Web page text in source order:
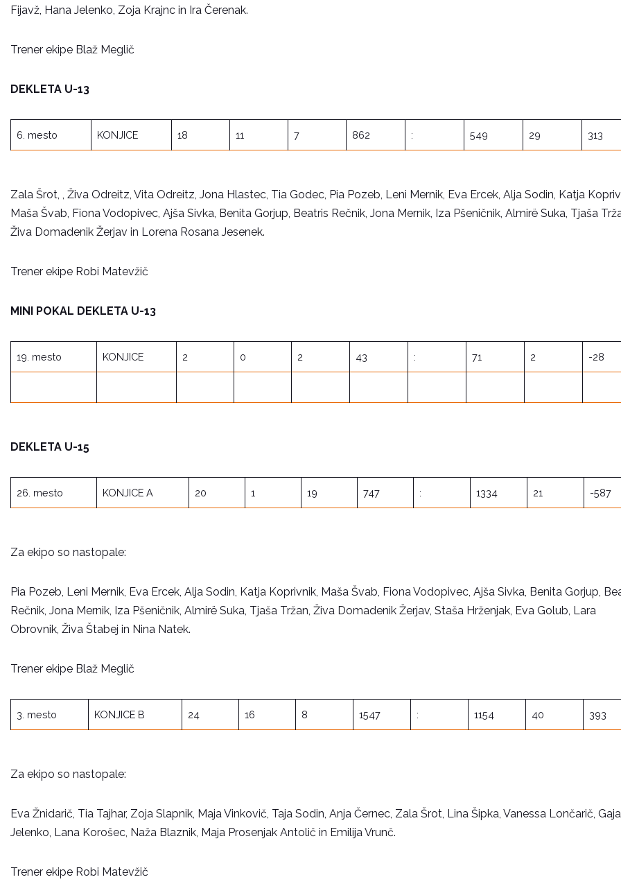
Fijavž, Hana Jelenko, Zoja Krajnc in Ira Čerenak.
Trener ekipe Blaž Meglič
DEKLETA U-13
6. mesto KONJICE 18 11 7 862 : 549 29 313
Zala Šrot, , Živa Odreitz, Vita Odreitz, Jona Hlastec, Tia Godec, Pia Pozeb, Leni Mernik, Eva Ercek, Alja Sodin, Katja
Maša Švab, Fiona Vodopivec, Ajša Sivka, Benita Gorjup, Beatris Rečnik, Jona Mernik, Iza Pšeničnik, Almirë Suka, Tjaša
Živa Domadenik Žerjav in Lorena Rosana Jesenek.
Trener ekipe Robi Matevžič
MINI POKAL DEKLETA U-13
19. mesto KONJICE 2 0 2 43 : 71 2 -28
DEKLETA U-15
26. mesto KONJICE A 20 1 19 747 : 1334 21 -587
Za ekipo so nastopale:
Pia Pozeb, Leni Mernik, Eva Ercek, Alja Sodin, Katja Koprivnik, Maša Švab, Fiona Vodopivec, Ajša Sivka, Benita Gorjup,
Rečnik, Jona Mernik, Iza Pšeničnik, Almirë Suka, Tjaša Tržan, Živa Domadenik Žerjav, Staša Hrženjak, Eva Golub, Lara
Obrovnik, Živa Štabej in Nina Natek.
Trener ekipe Blaž Meglič
3. mesto KONJICE B 24 16 8 1547 : 1154 40 393
Za ekipo so nastopale:
Eva Žnidarič, Tia Tajhar, Zoja Slapnik, Maja Vinkovič, Taja Sodin, Anja Černec, Zala Šrot, Lina Šipka, Vanessa Lončarič, Gaja
Jelenko, Lana Korošec, Naža Blaznik, Maja Prosenjak Antolič in Emilija Vrunč.
Trener ekipe Robi Matevžič